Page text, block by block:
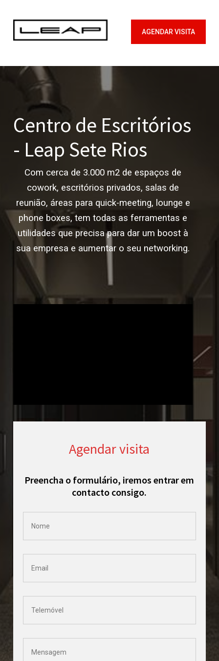
AGENDAR VISITA
Centro de Escritórios
- Leap Sete Rios
Com cerca de 3.000 m2 de espaços de
cowork, escritórios privados, salas de
reunião, áreas para quick-meeting, lounge e
phone boxes, tem todas as ferramentas e
utilidades que precisa para dar um boost à
sua empresa e aumentar o seu networking.
Agendar visita
Preencha o formulário, iremos entrar em
contacto consigo.